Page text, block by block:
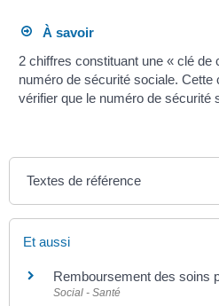
À savoir
2 chiffres constituant une « clé de
numéro de sécurité sociale. Cette
vérifier que le numéro de sécurité
Textes de référence
Et aussi
Remboursement des soins
Social - Santé